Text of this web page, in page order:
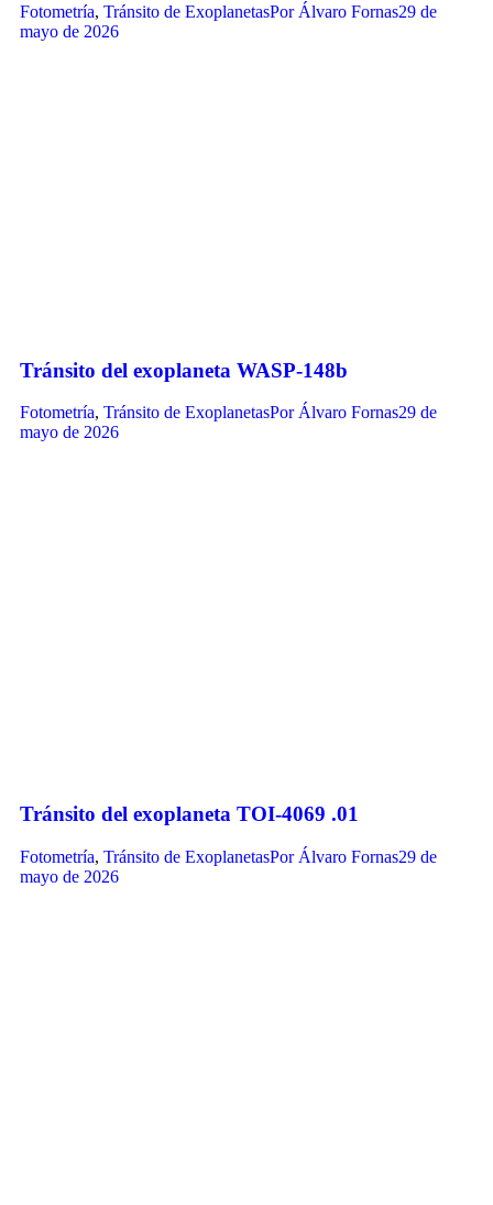
Fotometría, Tránsito de ExoplanetasPor Álvaro Fornas29 de
mayo de 2026
Tránsito del exoplaneta WASP-148b
Fotometría, Tránsito de ExoplanetasPor Álvaro Fornas29 de
mayo de 2026
Tránsito del exoplaneta TOI-4069 .01
Fotometría, Tránsito de ExoplanetasPor Álvaro Fornas29 de
mayo de 2026